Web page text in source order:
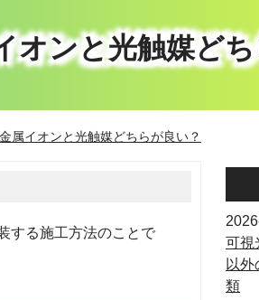
オンと光触媒ど
属イオンと光触媒どちらが良い？
する施工方法のことで
可視
以
類